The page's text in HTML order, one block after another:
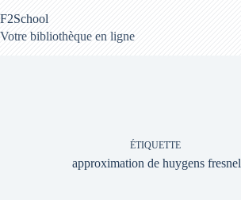
au
contenu
F2School
Votre bibliothèque en ligne
ÉTIQUETTE
approximation de huygens fresnel